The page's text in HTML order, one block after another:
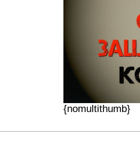
{nomultithumb}